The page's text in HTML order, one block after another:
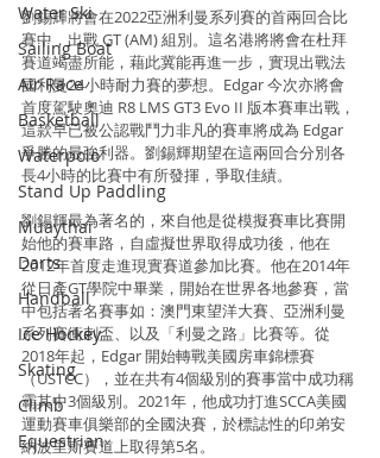
Water Ski
Sailing Boat
Air Race
Basketball
Waterpolo
Stand Up Paddling
Muaythai
Darts
Handball
Ice Hockey
Skating
Climb
Equestrian
劉錫輝將會在2022亞洲利曼系列賽的首兩回合比
賽中，出戰 GT (AM) 組別。這名港將將會在杜拜
賽道竭盡所能，藉此冀能再進一步，實現出戰法
國利曼24小時耐力賽的夢想。Edgar 今次亦將會
首度駕駛奧迪 R8 LMS GT3 Evo II 版本賽車出戰，
這款早已被公認戰鬥力非凡的賽車將成為 Edgar
爭勝的最強利器。劉錫輝期望在這兩回合分別各
長4小時的比賽中有所發揮，爭取佳績。
劉錫輝最為著名的，來自他是從模擬賽車比賽開
始他的賽車路，自虛擬世界取得成功後，他在
2012年首度走進現實賽道參加比賽。他在2014年
從日產GT學院中畢業，開始在世界各地參賽，當
中包括著名賽事如：澳門東望洋大賽、亞洲利曼
系列賽衝刺盃、以及「利曼之路」比賽等。從
2018年起，Edgar 開始轉戰美國房車錦標賽
（USTCC），並在共有4個級別的賽事當中成功稱
霸其中3個級別。2021年，他成功打進SCCA美國
運動賽車俱樂部的全國決賽，於標誌性的印弟安
納波里斯賽道上取得第5名。